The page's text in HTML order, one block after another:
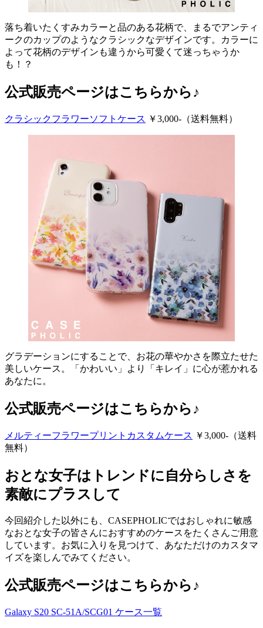
落ち着いたくすみカラーと品のある花柄で、まるでアンティ
ークのカップのようなクラシックなデザインです。カラーに
よって花柄のデザインも違うから可愛くて迷っちゃうか
も！？
公式販売ページはこちらから♪
クラシックフラワーソフトケース ￥3,000-（送料無料）
グラデーションにすることで、お花の華やかさを際立たせた
美しいケース。「かわいい」より「キレイ」に心が惹かれる
あなたに。
公式販売ページはこちらから♪
メルティーフラワープリントカスタムケース ￥3,000-（送料
無料）
おとな女子はトレンドに自分らしさを
素敵にプラスして
今回紹介した以外にも、CASEPHOLICではおしゃれに敏感
なおとな女子の皆さんにおすすめのケースをたくさんご用意
しています。お気に入りを見つけて、あなただけのカスタマ
イズを楽しんでみてください。
公式販売ページはこちらから♪
Galaxy S20 SC-51A/SCG01 ケース一覧